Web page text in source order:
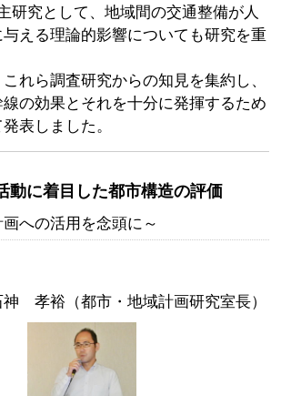
研究として、地域間の交通整備が人
える理論的影響についても研究を重
れら調査研究からの知見を集約し、
線の効果とそれを十分に発揮するため
表しました。
動に着目した都市構造の評価
への活用を念頭に～
孝裕（都市・地域計画研究室長）